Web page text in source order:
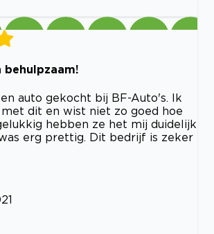
behulpzaam!
auto gekocht bij BF-Auto's. Ik
dit en wist niet zo goed hoe
hebben ze het mij duidelijk
erg prettig. Dit bedrijf is zeker